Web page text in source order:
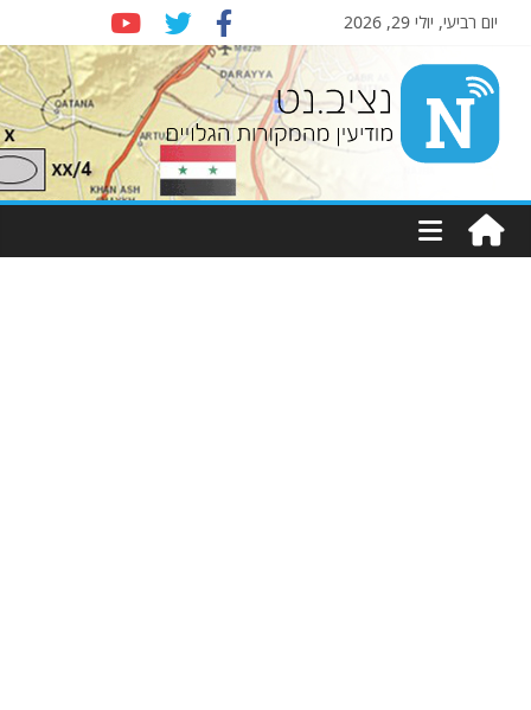
יום רביעי, יולי 29, 2026
Nziv.net
מודיעין
מהמקורות